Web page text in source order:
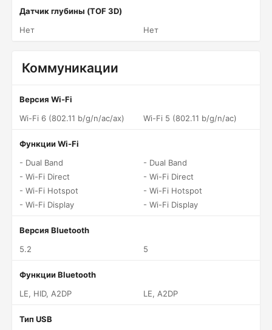
Датчик глубины (TOF 3D)
Нет
Нет
Коммуникации
Версия Wi-Fi
Wi-Fi 6 (802.11 b/g/n/ac/ax)
Wi-Fi 5 (802.11 b/g/n/ac)
Функции Wi-Fi
- Dual Band
- Wi-Fi Direct
- Wi-Fi Hotspot
- Wi-Fi Display
- Dual Band
- Wi-Fi Direct
- Wi-Fi Hotspot
- Wi-Fi Display
Версия Bluetooth
5.2
5
Функции Bluetooth
LE, HID, A2DP
LE, A2DP
Тип USB